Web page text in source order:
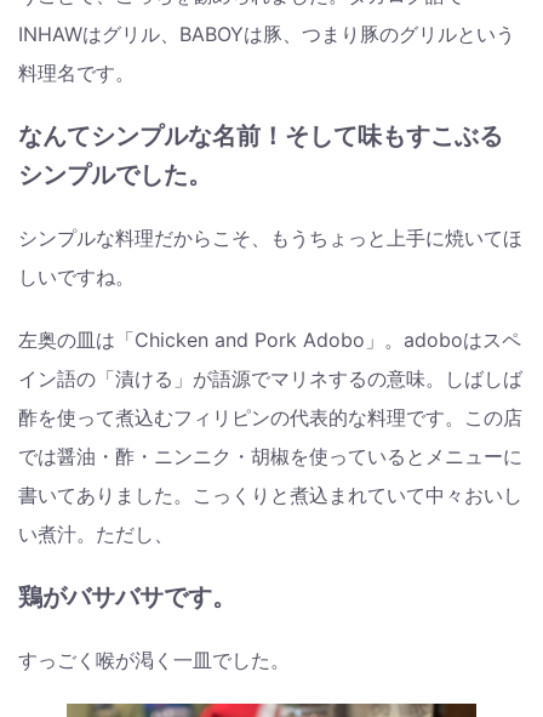
INHAWはグリル、BABOYは豚、つまり豚のグリルという
料理名です。
なんてシンプルな名前！そして味もすこぶる
シンプルでした。
シンプルな料理だからこそ、もうちょっと上手に焼いてほ
しいですね。
左奥の皿は「Chicken and Pork Adobo」。adoboはスペ
イン語の「漬ける」が語源でマリネするの意味。しばしば
酢を使って煮込むフィリピンの代表的な料理です。この店
では醤油・酢・ニンニク・胡椒を使っているとメニューに
書いてありました。こっくりと煮込まれていて中々おいし
い煮汁。ただし、
鶏がバサバサです。
すっごく喉が渇く一皿でした。